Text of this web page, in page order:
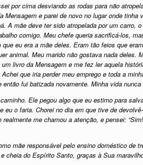
por cima desviando as rodas para não
e parei de novo no lugar onde
A mãe deve ter sido atropelada por um carro,
comigo. Meu chefe queria sacrificá-los,
eu era a mãe deles. Eram tão feios que
animal. Meu marido não gostava nada deles.
livro da Mensagem e me fez ler aquela
que iria perder meu emprego e toda a
fui batizada novamente. Minha vida
Ele pegou algo que eu estimo para
o faria. Chorei no dia em que tive de
me chamou a atenção, e pensei:
mãe responsável pelo ensino doméstico de
do Espírito Santo, graças à Sua